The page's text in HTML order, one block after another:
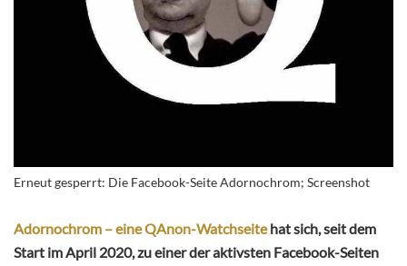
Erneut gesperrt: Die Facebook-Seite Adornochrom; Screenshot
Adornochrom – eine QAnon-Watchseitehat sich, seit dem
Start im April 2020, zu einer der aktivsten Facebook-Seiten